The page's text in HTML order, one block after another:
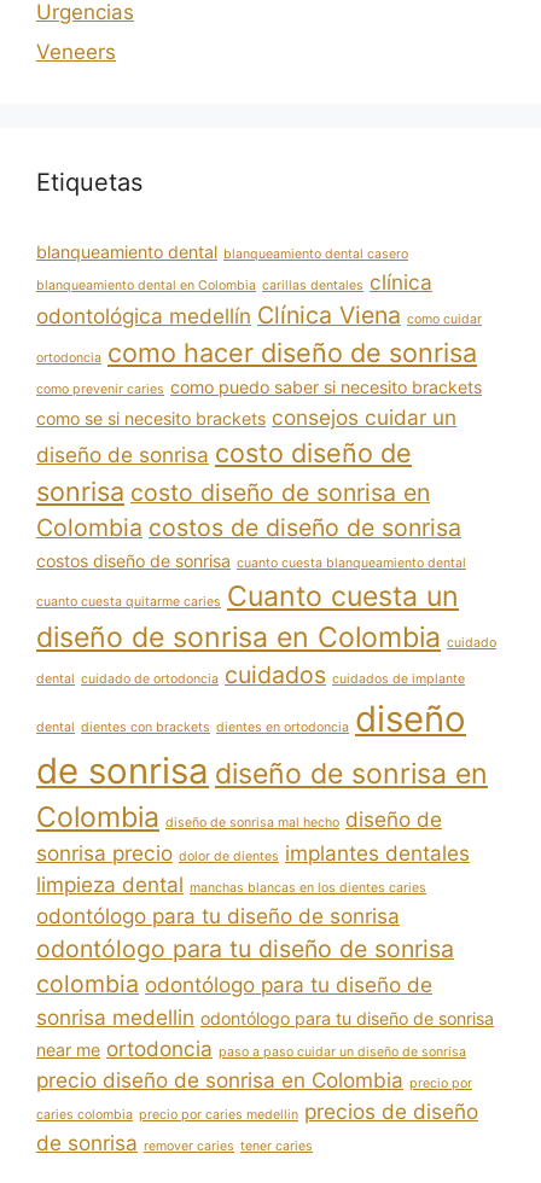
Urgencias
Veneers
Etiquetas
blanqueamiento dental blanqueamiento dental casero
blanqueamiento dental en Colombia carillas dentales clínica
odontológica medellín Clínica Viena como cuidar
ortodoncia como hacer diseño de sonrisa
como prevenir caries como puedo saber si necesito brackets
como se si necesito brackets consejos cuidar un
diseño de sonrisa costo diseño de
sonrisa costo diseño de sonrisa en
Colombia costos de diseño de sonrisa
costos diseño de sonrisa cuanto cuesta blanqueamiento dental
cuanto cuesta quitarme caries Cuanto cuesta un
diseño de sonrisa en Colombia cuidado
dental cuidado de ortodoncia cuidados cuidados de implante
dental dientes con brackets dientes en ortodoncia diseño
de sonrisa diseño de sonrisa en
Colombia diseño de sonrisa mal hecho diseño de
sonrisa precio dolor de dientes implantes dentales
limpieza dental manchas blancas en los dientes caries
odontólogo para tu diseño de sonrisa
odontólogo para tu diseño de sonrisa
colombia odontólogo para tu diseño de
sonrisa medellin odontólogo para tu diseño de sonrisa
near me ortodoncia paso a paso cuidar un diseño de sonrisa
precio diseño de sonrisa en Colombia precio por
caries colombia precio por caries medellin precios de diseño
de sonrisa remover caries tener caries